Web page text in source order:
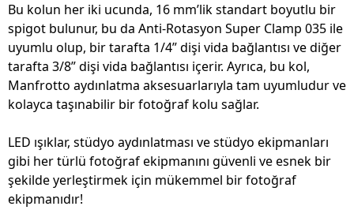
Bu kolun her iki ucunda, 16 mm’lik standart boyutlu bir
spigot bulunur, bu da Anti-Rotasyon Super Clamp 035 ile
uyumlu olup, bir tarafta 1/4” dişi vida bağlantısı ve diğer
tarafta 3/8” dişi vida bağlantısı içerir. Ayrıca, bu kol,
Manfrotto aydınlatma aksesuarlarıyla tam uyumludur ve
kolayca taşınabilir bir fotoğraf kolu sağlar.
LED ışıklar, stüdyo aydınlatması ve stüdyo ekipmanları
gibi her türlü fotoğraf ekipmanını güvenli ve esnek bir
şekilde yerleştirmek için mükemmel bir fotoğraf
ekipmanıdır!